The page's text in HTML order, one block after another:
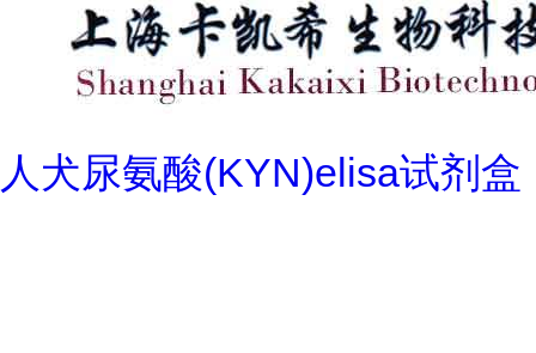
人犬尿氨酸(KYN)elisa试剂盒